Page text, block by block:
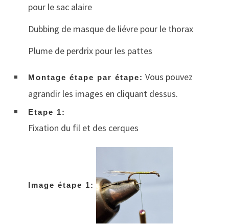
pour le sac alaire
Dubbing de masque de liévre pour le thorax
Plume de perdrix pour les pattes
Montage étape par étape: Vous pouvez
agrandir les images en cliquant dessus.
Etape 1:
Fixation du fil et des cerques
Image étape 1: